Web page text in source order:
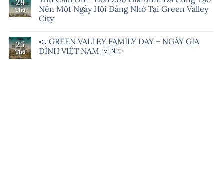
29
Th6
Nên Một Ngày Hội Đáng Nhớ Tại Green Valley
City
25
Th6
📣 GREEN VALLEY FAMILY DAY – NGÀY GIA
ĐÌNH VIỆT NAM 🇻🇳✨